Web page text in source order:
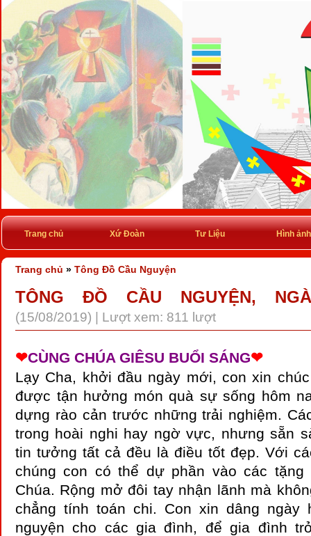
Trang chủ Xứ Đoàn Tư Liệu Hình ảnh
Trang chủ » Tông Đồ Cầu Nguyện
TÔNG ĐỒ CẦU NGUYỆN,
(15/08/2019) | Lượt xem: 811 lượt
❤CÙNG CHÚA GIÊSU BUỔI SÁNG❤
Lạy Cha, khởi đầu ngày mới, con xin
được tận hưởng món quà sự sống hôm
dựng rào cản trước những trải nghiệm.
trong hoài nghi hay ngờ vực, nhưng sẵn
tin tưởng tất cả đều là điều tốt đẹp. Với
chúng con có thể dự phần vào các tặng
Chúa. Rộng mở đôi tay nhận lãnh mà
chẳng tính toán chi. Con xin dâng ngày
nguyện cho các gia đình, để gia đình